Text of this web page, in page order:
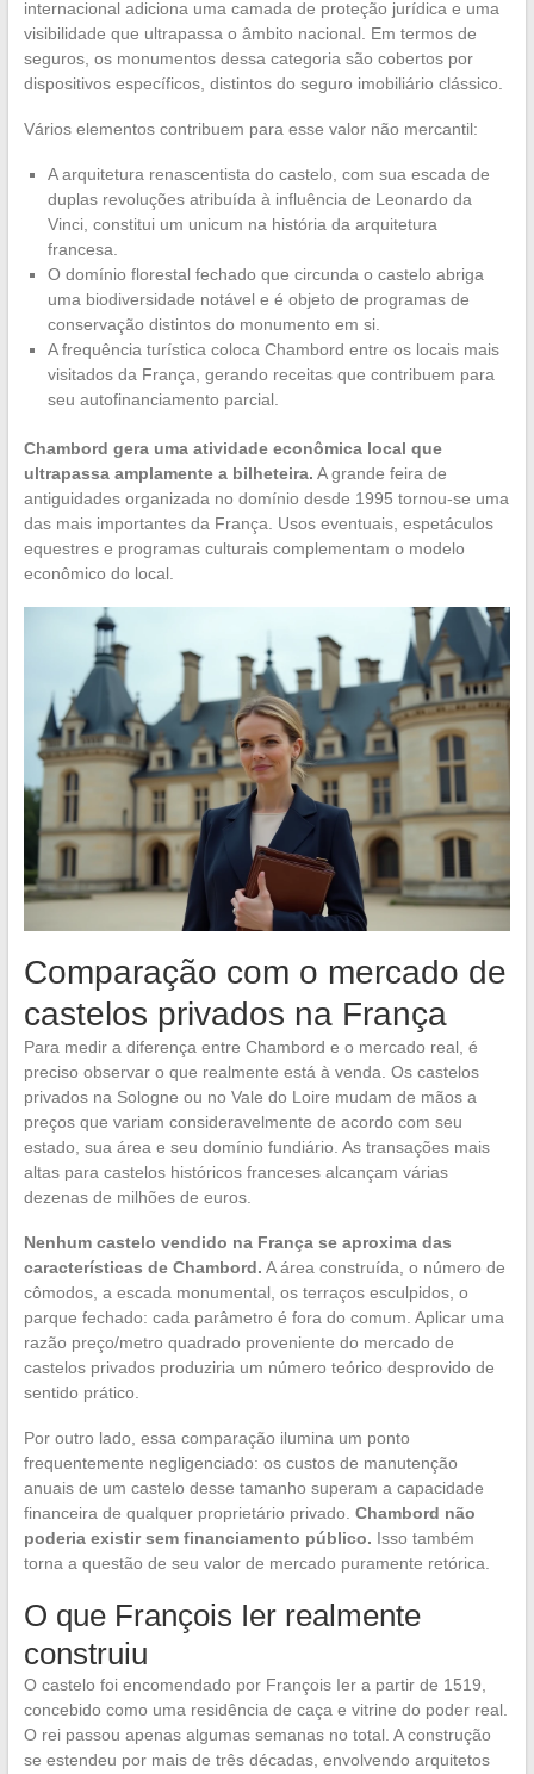
internacional adiciona uma camada de proteção jurídica e uma
visibilidade que ultrapassa o âmbito nacional. Em termos de
seguros, os monumentos dessa categoria são cobertos por
dispositivos específicos, distintos do seguro imobiliário clássico.
Vários elementos contribuem para esse valor não mercantil:
A arquitetura renascentista do castelo, com sua escada de
duplas revoluções atribuída à influência de Leonardo da
Vinci, constitui um unicum na história da arquitetura
francesa.
O domínio florestal fechado que circunda o castelo abriga
uma biodiversidade notável e é objeto de programas de
conservação distintos do monumento em si.
A frequência turística coloca Chambord entre os locais mais
visitados da França, gerando receitas que contribuem para
seu autofinanciamento parcial.
Chambord gera uma atividade econômica local que
ultrapassa amplamente a bilheteira. A grande feira de
antiguidades organizada no domínio desde 1995 tornou-se uma
das mais importantes da França. Usos eventuais, espetáculos
equestres e programas culturais complementam o modelo
econômico do local.
Comparação com o mercado de
castelos privados na França
Para medir a diferença entre Chambord e o mercado real, é
preciso observar o que realmente está à venda. Os castelos
privados na Sologne ou no Vale do Loire mudam de mãos a
preços que variam consideravelmente de acordo com seu
estado, sua área e seu domínio fundiário. As transações mais
altas para castelos históricos franceses alcançam várias
dezenas de milhões de euros.
Nenhum castelo vendido na França se aproxima das
características de Chambord. A área construída, o número de
cômodos, a escada monumental, os terraços esculpidos, o
parque fechado: cada parâmetro é fora do comum. Aplicar uma
razão preço/metro quadrado proveniente do mercado de
castelos privados produziria um número teórico desprovido de
sentido prático.
Por outro lado, essa comparação ilumina um ponto
frequentemente negligenciado: os custos de manutenção
anuais de um castelo desse tamanho superam a capacidade
financeira de qualquer proprietário privado. Chambord não
poderia existir sem financiamento público. Isso também
torna a questão de seu valor de mercado puramente retórica.
O que François Ier realmente
construiu
O castelo foi encomendado por François Ier a partir de 1519,
concebido como uma residência de caça e vitrine do poder real.
O rei passou apenas algumas semanas no total. A construção
se estendeu por mais de três décadas, envolvendo arquitetos